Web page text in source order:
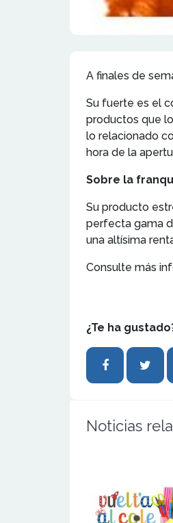
A finales de
Su fuerte es el
productos que
lo relacionado
hora de la
Sobre la
Su producto
perfecta gama
una altísima
Consulte más
¿Te ha
Noticias